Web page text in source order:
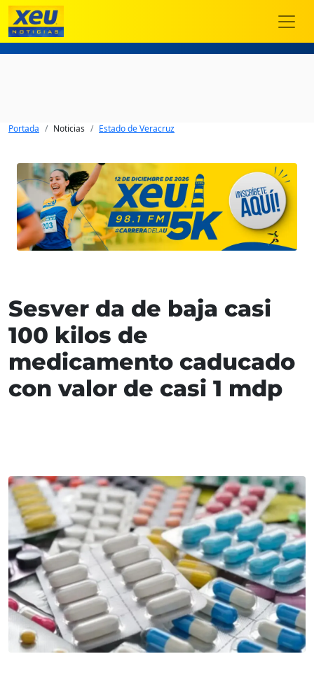
Portada Noticias Estado de Veracruz
Sesver da de baja casi
100 kilos de
medicamento caducado
con valor de casi 1 mdp